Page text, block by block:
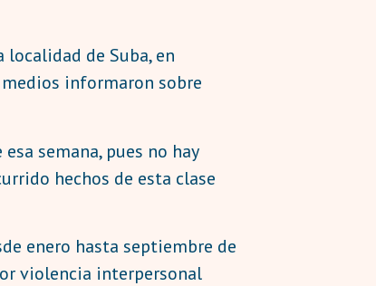
de Suba, en
informaron sobre
semana, pues no hay
hechos de esta clase
enero hasta septiembre de
violencia interpersonal